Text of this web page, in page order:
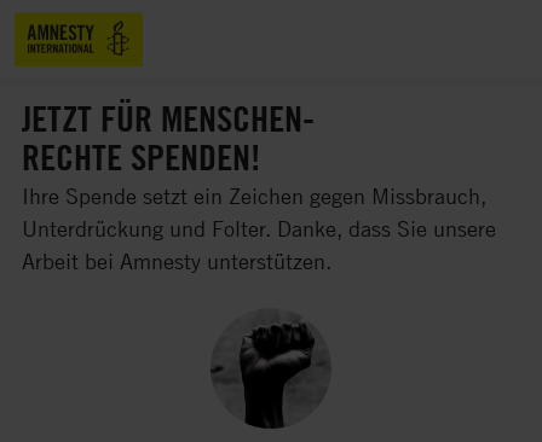
JETZT FÜR MENSCHEN-
RECHTE SPENDEN!
Ihre Spende setzt ein Zeichen gegen Missbrauch,
Unterdrückung und Folter. Danke, dass Sie unsere
Arbeit bei Amnesty unterstützen.